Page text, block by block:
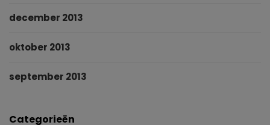
december 2013
oktober 2013
september 2013
Categorieën